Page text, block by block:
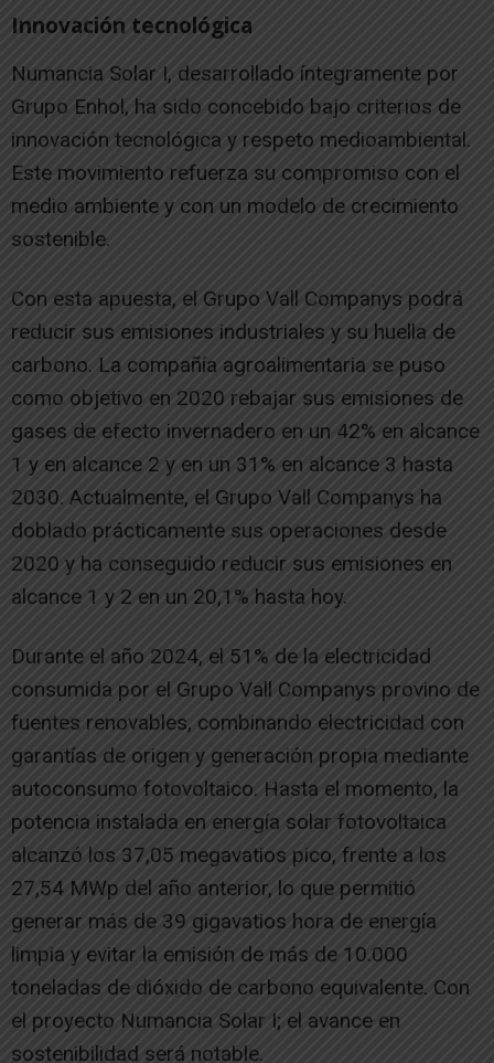
Innovación tecnológica
Numancia Solar I, desarrollado íntegramente por
Grupo Enhol, ha sido concebido bajo criterios de
innovación tecnológica y respeto medioambiental.
Este movimiento refuerza su compromiso con el
medio ambiente y con un modelo de crecimiento
sostenible.
Con esta apuesta, el Grupo Vall Companys podrá
reducir sus emisiones industriales y su huella de
carbono. La compañía agroalimentaria se puso
como objetivo en 2020 rebajar sus emisiones de
gases de efecto invernadero en un 42% en alcance
1 y en alcance 2 y en un 31% en alcance 3 hasta
2030. Actualmente, el Grupo Vall Companys ha
doblado prácticamente sus operaciones desde
2020 y ha conseguido reducir sus emisiones en
alcance 1 y 2 en un 20,1% hasta hoy.
Durante el año 2024, el 51% de la electricidad
consumida por el Grupo Vall Companys provino de
fuentes renovables, combinando electricidad con
garantías de origen y generación propia mediante
autoconsumo fotovoltaico. Hasta el momento, la
potencia instalada en energía solar fotovoltaica
alcanzó los 37,05 megavatios pico, frente a los
27,54 MWp del año anterior, lo que permitió
generar más de 39 gigavatios hora de energía
limpia y evitar la emisión de más de 10.000
toneladas de dióxido de carbono equivalente. Con
el proyecto Numancia Solar I; el avance en
sostenibilidad será notable.